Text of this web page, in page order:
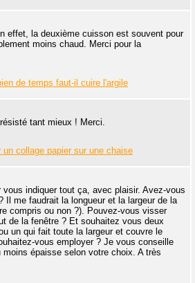
effet, la deuxième cuisson est souvent pour
moins chaud. Merci pour la
de temps faut-il cuire l'argile
tant mieux ! Merci.
un collage papier sur une chaise
vous indiquer tout ça, avec plaisir. Avez-vous
Il me faudrait la longueur et la largeur de la
compris ou non ?). Pouvez-vous visser
de la fenêtre ? Et souhaitez vous deux
un qui fait toute la largeur et couvre le
vous employer ? Je vous conseille
épaisse selon votre choix. A très